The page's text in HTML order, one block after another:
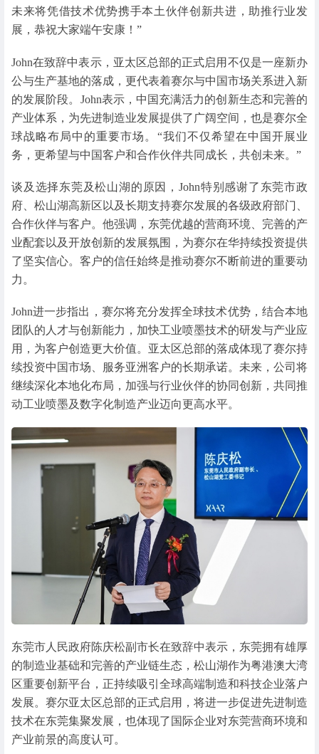
未来将凭借技术优势携手本土伙伴创新共进，助推行业发
展，恭祝大家端午安康！”
John在致辞中表示，亚太区总部的正式启用不仅是一座新办
公与生产基地的落成，更代表着赛尔与中国市场关系进入新
的发展阶段。John表示，中国充满活力的创新生态和完善的
产业体系，为先进制造业发展提供了广阔空间，也是赛尔全
球战略布局中的重要市场。“我们不仅希望在中国开展业
务，更希望与中国客户和合作伙伴共同成长，共创未来。”
谈及选择东莞及松山湖的原因，John特别感谢了东莞市政
府、松山湖高新区以及长期支持赛尔发展的各级政府部门、
合作伙伴与客户。他强调，东莞优越的营商环境、完善的产
业配套以及开放创新的发展氛围，为赛尔在华持续投资提供
了坚实信心。客户的信任始终是推动赛尔不断前进的重要动
力。
John进一步指出，赛尔将充分发挥全球技术优势，结合本地
团队的人才与创新能力，加快工业喷墨技术的研发与产业应
用，为客户创造更大价值。亚太区总部的落成体现了赛尔持
续投资中国市场、服务亚洲客户的长期承诺。未来，公司将
继续深化本地化布局，加强与行业伙伴的协同创新，共同推
动工业喷墨及数字化制造产业迈向更高水平。
东莞市人民政府陈庆松副市长在致辞中表示，东莞拥有雄厚
的制造业基础和完善的产业链生态，松山湖作为粤港澳大湾
区重要创新平台，正持续吸引全球高端制造和科技企业落户
发展。赛尔亚太区总部的正式启用，将进一步促进先进制造
技术在东莞集聚发展，也体现了国际企业对东莞营商环境和
产业前景的高度认可。